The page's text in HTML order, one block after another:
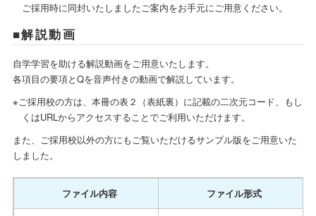
ご採用時に同封いたしましたご案内をお手元にご用意ください。
■解説動画
自学学習を助ける解説動画をご用意いたします。
各項目の要項とQを音声付きの動画で解説しています。
※ご採用校の方は、本冊の表２（表紙裏）に記載の二次元コード、もし
くはURLからアクセスすることでご利用いただけます。
また、ご採用校以外の方にもご覧いただけるサンプル版をご用意いた
しました。
ファイル内容 ファイル形式